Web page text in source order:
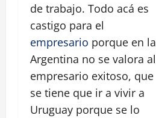
de trabajo. Todo acá es
castigo para el
empresario porque en la
Argentina no se valora al
empresario exitoso, que
se tiene que ir a vivir a
Uruguay porque se lo